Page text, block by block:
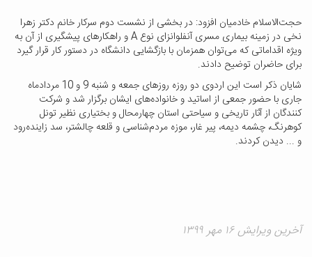
حجت‌الاسلام خادمیان افزود: در بخشی از نشست دوم سرکار خانم دکتر زهرا
نخی در زمینه بیماری مسری آنفلوانزای نوع A و راهکارهای پیشگیری از آن به
ویژه اقداماتی که می‌توان همزمان با بازگشایی دانشگاه در دستور کار قرار گیرد
برای حاضران توضیح دادند.
شایان ذکر است این اردوی دو روزه روزهای جمعه و شنبه 9 و 10 مردادماه
جاری با حضور جمعی از اساتید و خانواده‌های ایشان برگزار شد و شرکت
کنندگان از آثار تاریخی و سیاحتی استان چهارمحال و بختیاری نظیر تونل
کوهرنگ، چشمه دیمه، پیر غار، موزه مردم‌شناسی و قلعه چالشتر، سد زاینده‌رود
و ... دیدن کردند.
آخرین ویرایش ۱۶ مهر ۱۳۹۹